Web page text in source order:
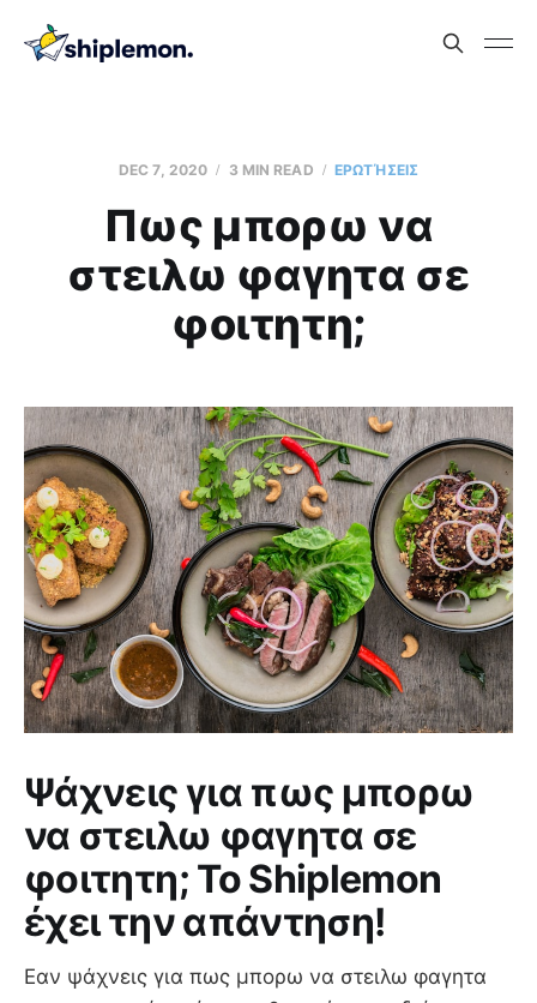
DEC 7, 2020 3 MIN READ ΕΡΩΤΉΣΕΙΣ
Πως μπορω να
στειλω φαγητα σε
φοιτητη;
Ψάχνεις για πως μπορω
να στειλω φαγητα σε
φοιτητη; Το Shiplemon
έχει την απάντηση!
Εαν ψάχνεις για πως μπορω να στειλω φαγητα